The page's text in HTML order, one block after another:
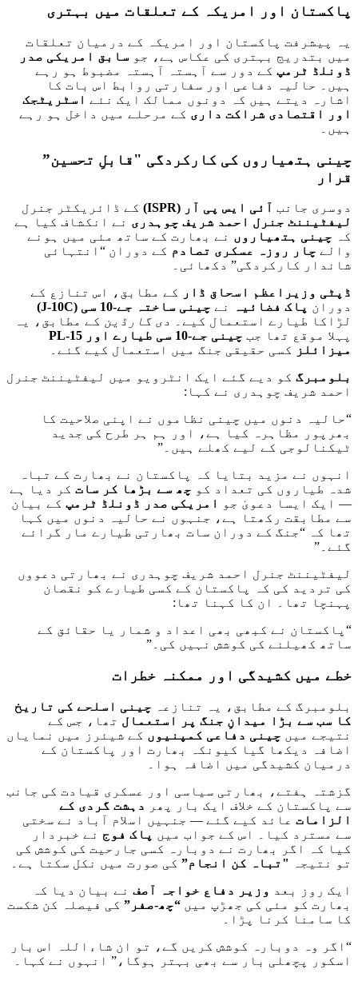
پاکستان اور امریکہ کے تعلقات میں بہتری
یہ پیشرفت پاکستان اور امریکہ کے درمیان تعلقات
میں بتدریج بہتری کی عکاس ہے، جو سابق امریکی صدر
ڈونلڈ ٹرمپ کے دور سے آہستہ آہستہ مضبوط ہو رہے
ہیں۔ حالیہ دفاعی اور سفارتی روابط اس بات کا
اشارہ دیتے ہیں کہ دونوں ممالک ایک نئے اسٹریٹجک
اور اقتصادی شراکت داری کے مرحلے میں داخل ہو رہے
ہیں۔
چینی ہتھیاروں کی کارکردگی "قابلِ تحسین”
قرار
دوسری جانب آئی ایس پی آر (ISPR)
کے ڈائریکٹر جنرل
لیفٹیننٹ جنرل احمد شریف چوہدری نے انکشاف کیا ہے
کہ چینی ہتھیاروں نے بھارت کے ساتھ مئی میں ہونے
والے چار روزہ عسکری تصادم کے دوران “انتہائی
شاندار کارکردگی” دکھائی۔
ڈپٹی وزیراعظم اسحاق ڈار
کے مطابق، اس تنازع کے
دوران پاک فضائیہ نے چینی ساختہ جے-10 سی
(J-10C)
لڑاکا طیارے استعمال کیے۔
دی گارڈین کے مطابق، یہ
پہلا موقع تھا جب چینی جے-10 سی طیارے اور
PL-15
میزائلز
کسی حقیقی جنگ میں استعمال کیے گئے۔
بلومبرگ کو دیے گئے ایک انٹرویو میں لیفٹیننٹ جنرل
احمد شریف چوہدری نے کہا:
“حالیہ دنوں میں چینی نظاموں نے اپنی صلاحیت کا
بھرپور مظاہرہ کیا ہے، اور ہم ہر طرح کی جدید
ٹیکنالوجی کے لیے کھلے ہیں۔”
انہوں نے مزید بتایا کہ پاکستان نے بھارت کے تباہ
شدہ طیاروں کی تعداد کو چھ سے بڑھا کر سات کر دیا ہے
— ایک ایسا دعویٰ جو
امریکی صدر ڈونلڈ ٹرمپ کے بیان
سے مطابقت رکھتا ہے، جنہوں نے حالیہ دنوں میں کہا
تھا کہ “جنگ کے دوران سات بھارتی طیارے مار گرائے
گئے۔”
لیفٹیننٹ جنرل احمد شریف چوہدری نے بھارتی دعووں
کی تردید کی کہ پاکستان کے کسی طیارے کو نقصان
پہنچا تھا۔ ان کا کہنا تھا:
“پاکستان نے کبھی بھی اعداد و شمار یا حقائق کے
ساتھ کھیلنے کی کوشش نہیں کی۔”
خطے میں کشیدگی اور ممکنہ خطرات
بلومبرگ کے مطابق، یہ تنازعہ چینی اسلحے کی تاریخ
کا سب سے بڑا میدانِ جنگ پر استعمال تھا، جس کے
نتیجے میں چینی دفاعی کمپنیوں کے شیئرز میں نمایاں
اضافہ دیکھا گیا کیونکہ بھارت اور پاکستان کے
درمیان کشیدگی میں اضافہ ہوا۔
گزشتہ ہفتے، بھارتی سیاسی اور عسکری قیادت کی جانب
سے پاکستان کے خلاف ایک بار پھر
دہشت گردی کے
الزامات عائد کیے گئے — جنہیں اسلام آباد نے سختی
سے مسترد کیا۔ اس کے جواب میں پاک فوج نے خبردار
کیا کہ اگر بھارت نے دوبارہ کسی جارحیت کی کوشش کی
تو نتیجہ
"تباہ کن انجام” کی صورت میں نکل سکتا ہے۔
ایک روز بعد وزیر دفاع خواجہ آصف نے بیان دیا کہ
بھارت کو مئی کی جھڑپ میں “چھ-صفر” کی فیصلہ کن شکست
کا سامنا کرنا پڑا۔
“اگر وہ دوبارہ کوشش کریں گے، تو ان شاءاللہ اس بار
اسکور پچھلی بار سے بھی بہتر ہوگا،” انہوں نے کہا۔